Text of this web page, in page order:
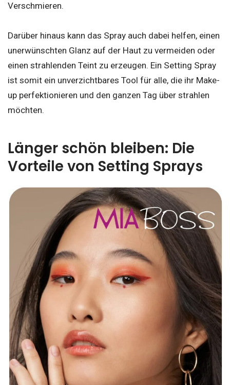
Verschmieren.
Darüber hinaus kann das Spray auch dabei helfen, einen
unerwünschten Glanz auf der Haut zu vermeiden oder
einen strahlenden Teint zu erzeugen. Ein Setting Spray
ist somit ein unverzichtbares Tool für alle, die ihr Make-
up perfektionieren und den ganzen Tag über strahlen
möchten.
Länger schön bleiben: Die
Vorteile von Setting Sprays